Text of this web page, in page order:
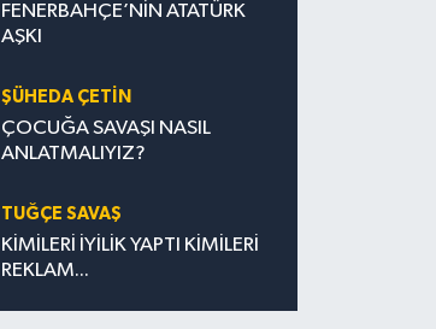
FENERBAHÇE’NİN ATATÜRK
AŞKI
ŞÜHEDA ÇETİN
ÇOCUĞA SAVAŞI NASIL
ANLATMALIYIZ?
TUĞÇE SAVAŞ
KİMİLERİ İYİLİK YAPTI KİMİLERİ
REKLAM...